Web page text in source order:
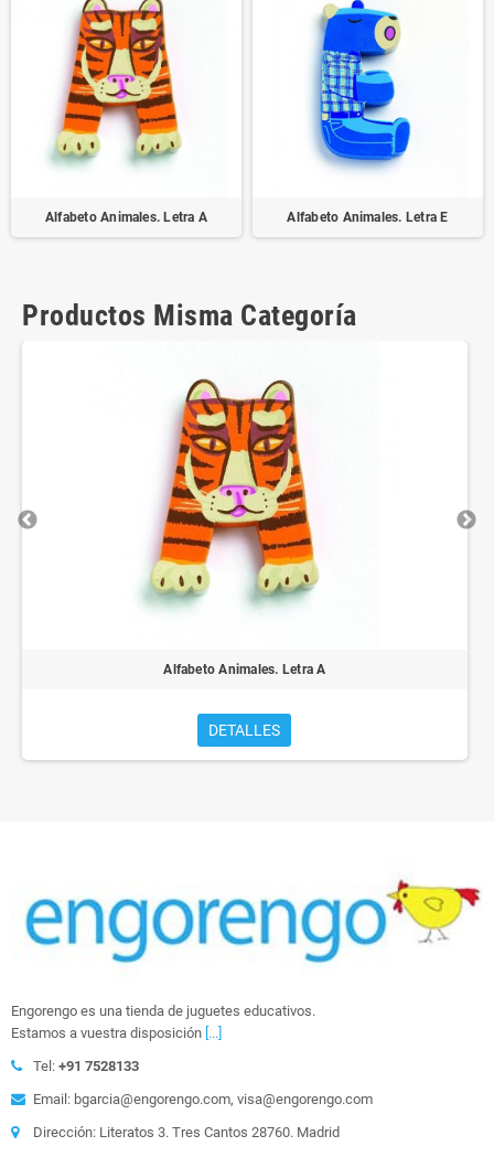
Alfabeto Animales. Letra A Alfabeto Animales. Letra E
Productos Misma Categoría
Alfabeto Animales. Letra A
DETALLES
Engorengo es una tienda de juguetes educativos.
Estamos a vuestra disposición [...]
Tel: +91 7528133
Email: bgarcia@engorengo.com, visa@engorengo.com
Dirección: Literatos 3. Tres Cantos 28760. Madrid